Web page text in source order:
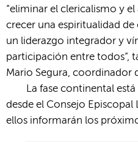
“eliminar el clericalismo y
crecer una espiritualidad
un liderazgo integrador y
participación entre todos”,
Mario Segura, coordinador
La fase continental
desde el Consejo
ellos informarán los